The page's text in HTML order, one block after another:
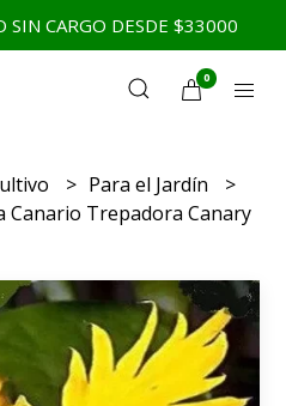
SIN CARGO DESDE $33000
0
Para el Jardín
Canario Trepadora Canary